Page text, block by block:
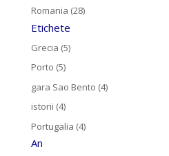
Romania (28)
Etichete
Grecia (5)
Porto (5)
gara Sao Bento (4)
istorii (4)
Portugalia (4)
An